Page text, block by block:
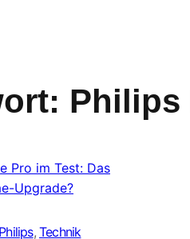
Philips
Philips, Technik